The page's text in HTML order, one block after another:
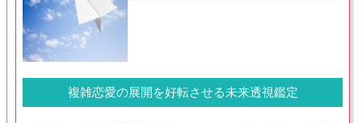
複雑恋愛の展開を好転させる未来透視鑑定